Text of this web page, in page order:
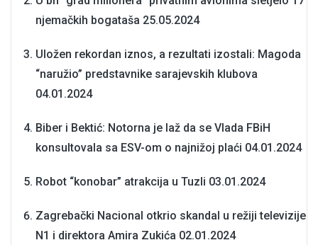
njemačkih bogataša 25.05.2024
Uložen rekordan iznos, a rezultati izostali: Magoda
“naružio” predstavnike sarajevskih klubova
04.01.2024
Biber i Bektić: Notorna je laž da se Vlada FBiH
konsultovala sa ESV-om o najnižoj plaći 04.01.2024
Robot “konobar” atrakcija u Tuzli 03.01.2024
Zagrebački Nacional otkrio skandal u režiji televizije
N1 i direktora Amira Zukića 02.01.2024